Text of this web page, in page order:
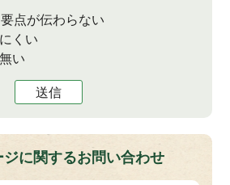
要点が伝わらない
くい
い
送信
ジに関するお問い合わせ